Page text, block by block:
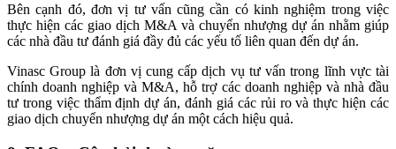
Bên cạnh đó, đơn vị tư vấn cũng cần có kinh nghiệm trong việc
thực hiện các giao dịch M&A và chuyển nhượng dự án nhằm giúp
các nhà đầu tư đánh giá đầy đủ các yếu tố liên quan đến dự án.
Vinasc Group là đơn vị cung cấp dịch vụ tư vấn trong lĩnh vực tài
chính doanh nghiệp và M&A, hỗ trợ các doanh nghiệp và nhà đầu
tư trong việc thẩm định dự án, đánh giá các rủi ro và thực hiện các
giao dịch chuyển nhượng dự án một cách hiệu quả.